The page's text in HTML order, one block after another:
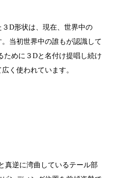
D形状は、現在、世界中の
当初世界中の誰もが認識して
ために３Dと名付け提唱し続け
く使われています。
真逆に湾曲しているテール部